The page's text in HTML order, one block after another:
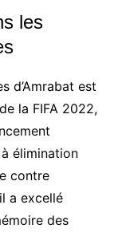
les
d’Amrabat est
la FIFA 2022,
élimination
contre
a excellé
des